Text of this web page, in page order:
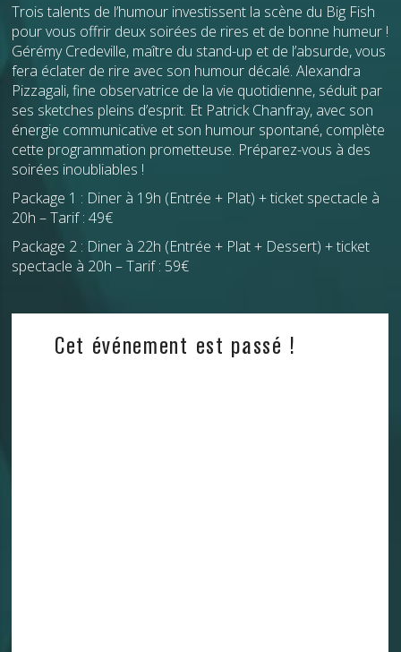
Trois talents de l’humour investissent la scène du Big Fish
pour vous offrir deux soirées de rires et de bonne humeur !
Gérémy Credeville, maître du stand-up et de l’absurde, vous
fera éclater de rire avec son humour décalé. Alexandra
Pizzagali, fine observatrice de la vie quotidienne, séduit par
ses sketches pleins d’esprit. Et Patrick Chanfray, avec son
énergie communicative et son humour spontané, complète
cette programmation prometteuse. Préparez-vous à des
soirées inoubliables !
Package 1 : Diner à 19h (Entrée + Plat) + ticket spectacle à
20h – Tarif : 49€
Package 2 : Diner à 22h (Entrée + Plat + Dessert) + ticket
spectacle à 20h – Tarif : 59€